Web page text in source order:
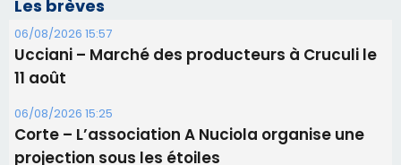
06/08/2026 15:04
Alata - Soirée Tango Argentin au stade de San
Benedetto
05/08/2026 09:53
Biguglia : messe de la Sainte-Marie et
procession le 14 août